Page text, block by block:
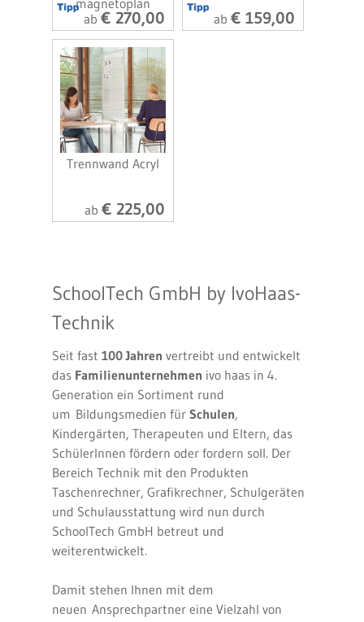
magnetoplan
ab € 270,00 ab € 159,00
Trennwand Acryl
ab € 225,00
SchoolTech GmbH by IvoHaas-
Technik
Seit fast 100 Jahren vertreibt und entwickelt
das Familienunternehmen ivo haas in 4.
Generation ein Sortiment rund
um Bildungsmedien für Schulen,
Kindergärten, Therapeuten und Eltern, das
SchülerInnen fördern oder fordern soll. Der
Bereich Technik mit den Produkten
Taschenrechner, Grafikrechner, Schulgeräten
und Schulausstattung wird nun durch
SchoolTech GmbH betreut und
weiterentwickelt.
Damit stehen Ihnen mit dem
neuen Ansprechpartner eine Vielzahl von